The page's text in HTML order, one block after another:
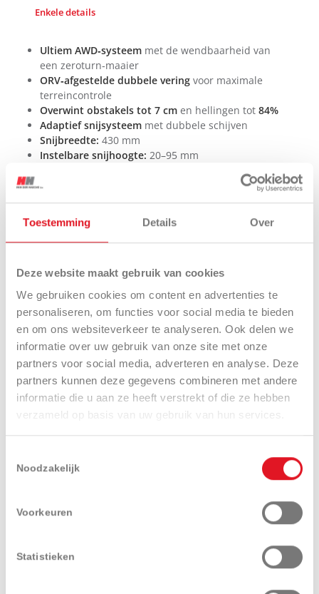
Toestemming Details Over
Deze website maakt gebruik van cookies
We gebruiken cookies om content en advertenties te
personaliseren, om functies voor social media te bieden
en om ons websiteverkeer te analyseren. Ook delen we
informatie over uw gebruik van onze site met onze
partners voor social media, adverteren en analyse. Deze
partners kunnen deze gegevens combineren met andere
informatie die u aan ze heeft verstrekt of die ze hebben
verzameld op basis van uw gebruik van hun services.
Noodzakelijk
Voorkeuren
Statistieken
Enkele details
Ultiem AWD‑systeem met de wendbaarheid van
een zeroturn‑maaier
ORV‑afgestelde dubbele veringvoor maximale
terreincontrole
Overwint obstakels tot 7 cmen hellingen tot 84%
Adaptief snijsysteemmet dubbele schijven
Snijbreedte: 430 mm
Instelbare snijhoogte: 20–95 mm
voor uitzonderlijke
snijprestaties
Drievoudig camerasysteem(voor/links/rechts) met
360° sensorgebied
ToF‑sensor
met 3D‑bereik van 0,1 tot 2 meter
Geluidsniveau:< 68 dB(A)
hogedrukreiniging
Onderhoud van terreinen tot 5.000 m²
120 zones + verboden zones
instelbaar
INTERACTIES